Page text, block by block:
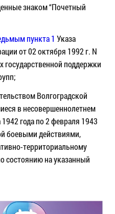
знаком “Почетный
пункта 1 Указа
от 02 октября 1992 г. N
государственной поддержки
Волгоградской
в несовершеннолетнем
1942 года по 2 февраля 1943
боевыми действиями,
территориальному
состоянию на указанный